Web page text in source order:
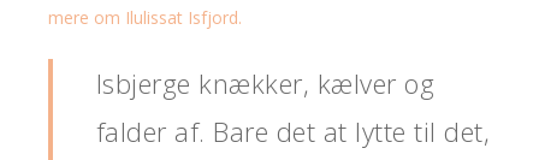
mere om Ilulissat Isfjord.
Isbjerge knækker, kælver og
falder af. Bare det at lytte til det,